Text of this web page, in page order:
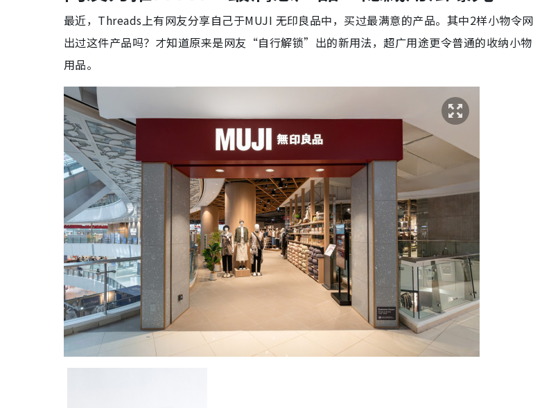
最近，Threads上有网友分享自己于MUJI 无印良品中，买过最满意的产品。其中2样小物令
出过这件产品吗？才知道原来是网友“自行解锁”出的新用法，超广用途更令普通的收纳小
用品。